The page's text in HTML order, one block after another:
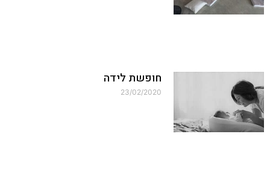
חופשת לידה
23/02/2020